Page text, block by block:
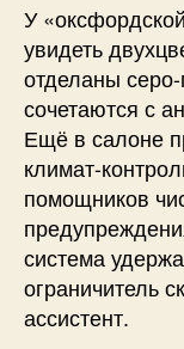
У
увидеть
отделаны
сочетаются с
Ещё в салоне
климат-
помощников
система
ограничитель
ассистент.